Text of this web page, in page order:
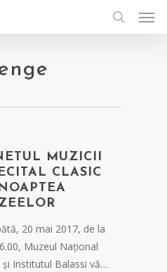
search
MUZICII
CLASIC
20 mai 2017, de la
Muzeul Național
și Institutul Balassi vă…